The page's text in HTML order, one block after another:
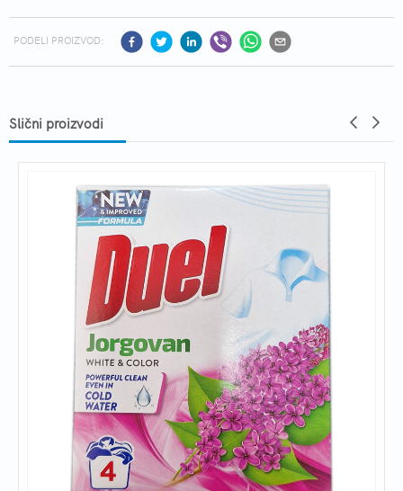
PODELI PROIZVOD:
Slični proizvodi